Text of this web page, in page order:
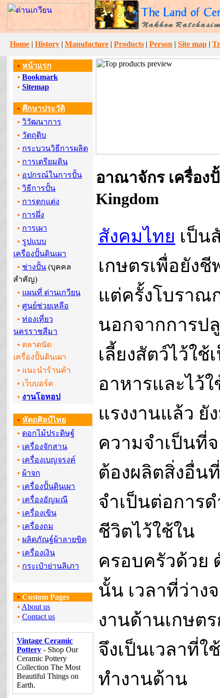
Home | History | Manufacture | Products | Person | Site map |
• หน้าแรก
• Bookmark
• Sitemap
• ศึกษาประวัติ
• วิวัฒนาการ
• วัตถุดิบ
• กระบวนวิธีการผลิต
• การเตรียมดิน
• อุปกรณ์ในการปั้น
• วิธีการปั้น
• การตกแต่ง
• การผึ่ง
• การเผา
• รูปแบบ
เครื่องปั้นดินเผา
• ช่างปั้น (บุคคล
สำคัญ)
• แผนที่ ด่านเกวียน
• ศูนย์ช่วยเหลือ
• ท่องเที่ยว
นครราชสีมา
• ตลาดนัด
เครื่องปั้นดินเผา
• แนะนำร้านค้า
• เว็บบอร์ด
• งานโอทอป
• หัตถศิลป์ไทย
• ดอกไม้ประดิษฐ์
• เครื่องจักสาน
• เครื่องเบญจรงค์
• ผ้าจก
• เครื่องปั้นดินเผา
• เครื่องอัญมณี
• เครื่องเขิน
• เครื่องถม
• ผลิตภัณฐ์ผ้าลายขิด
• เครื่องเงิน
• กระเป๋าย่านลิเภา
• Custom Pages
• About us
• Contact us
Vintage Ceramic
Pottery - Shop Our
Ceramic Pottery
Collection The Most
Beautiful Things on
Earth.
อาณาจักร เครื่อง
Kingdom
สังคมไทย เป็น
เกษตรเพื่อยังชี
แต่ครั้งโบราณ
นอกจากการป
เลี้ยงสัตว์ไว้ใช้
อาหารและไว้ใ
แรงงานแล้ว ยั
ความจำเป็นที่
ต้องผลิตสิ่งอื่นที่
จำเป็นต่อการด
ชีวิตไว้ใช้ใน
ครอบครัวด้วย
นั้น เวลาที่ว่าง
งานด้านเกษต
จึงเป็นเวลาที่ใช้
ทำงานด้าน